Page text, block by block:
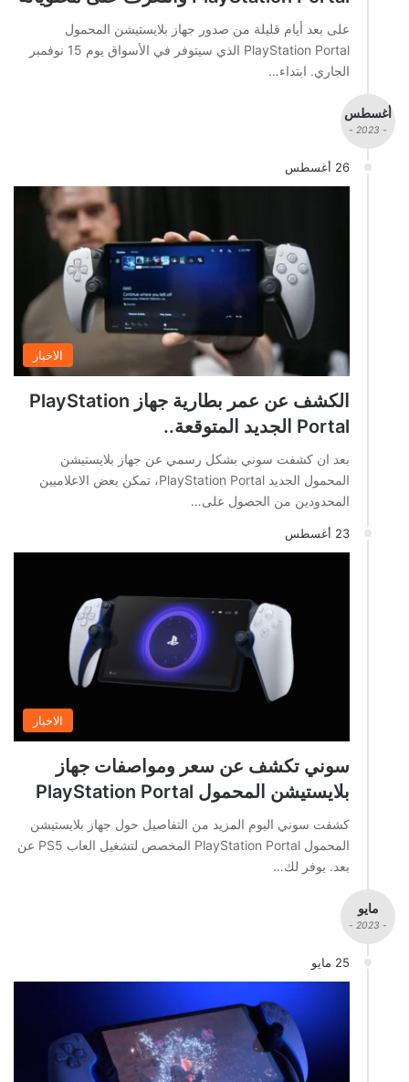
على بعد أيام قليلة من صدور جهاز بلايستيشن المحمول
PlayStation Portal الذي سيتوفر في الأسواق يوم 15 نوفمبر
الجاري. ابتداء…
أغسطس
- 2023 -
26 أغسطس
الاخبار
الكشف عن عمر بطارية جهاز PlayStation
Portal الجديد المتوقعة..
بعد ان كشفت سوني بشكل رسمي عن جهاز بلايستيشن
المحمول الجديد PlayStation Portal، تمكن بعض الاعلاميين
المحدودين من الحصول على…
23 أغسطس
الاخبار
سوني تكشف عن سعر ومواصفات جهاز
بلايستيشن المحمول PlayStation Portal
كشفت سوني اليوم المزيد من التفاصيل حول جهاز بلايستيشن
المحمول PlayStation Portal المخصص لتشغيل العاب PS5 عن
بعد. يوفر لك…
مايو
- 2023 -
25 مايو